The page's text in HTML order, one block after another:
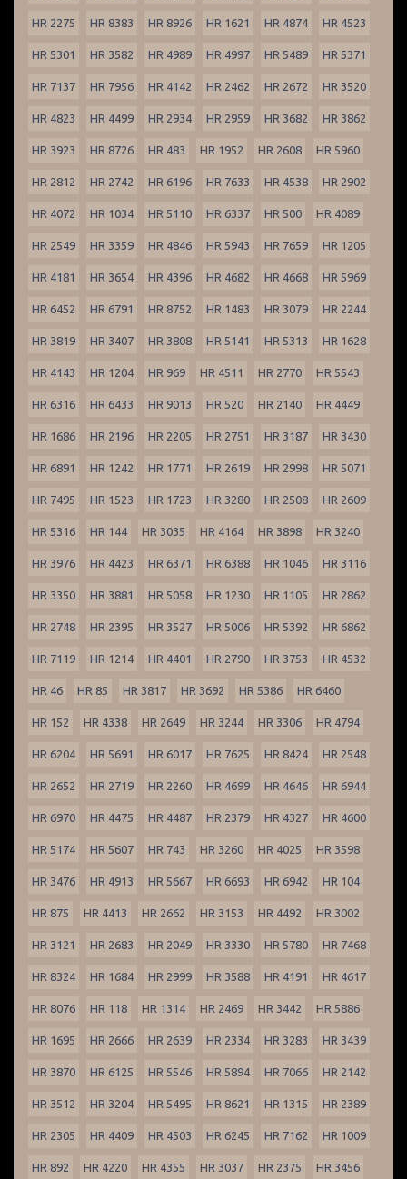
HR 2275 HR 8383 HR 8926 HR 1621 HR 4874 HR 4523
HR 5301 HR 3582 HR 4989 HR 4997 HR 5489 HR 5371
HR 7137 HR 7956 HR 4142 HR 2462 HR 2672 HR 3520
HR 4823 HR 4499 HR 2934 HR 2959 HR 3682 HR 3862
HR 3923 HR 8726 HR 483 HR 1952 HR 2608 HR 5960
HR 2812 HR 2742 HR 6196 HR 7633 HR 4538 HR 2902
HR 4072 HR 1034 HR 5110 HR 6337 HR 500 HR 4089
HR 2549 HR 3359 HR 4846 HR 5943 HR 7659 HR 1205
HR 4181 HR 3654 HR 4396 HR 4682 HR 4668 HR 5969
HR 6452 HR 6791 HR 8752 HR 1483 HR 3079 HR 2244
HR 3819 HR 3407 HR 3808 HR 5141 HR 5313 HR 1628
HR 4143 HR 1204 HR 969 HR 4511 HR 2770 HR 5543
HR 6316 HR 6433 HR 9013 HR 520 HR 2140 HR 4449
HR 1686 HR 2196 HR 2205 HR 2751 HR 3187 HR 3430
HR 6891 HR 1242 HR 1771 HR 2619 HR 2998 HR 5071
HR 7495 HR 1523 HR 1723 HR 3280 HR 2508 HR 2609
HR 5316 HR 144 HR 3035 HR 4164 HR 3898 HR 3240
HR 3976 HR 4423 HR 6371 HR 6388 HR 1046 HR 3116
HR 3350 HR 3881 HR 5058 HR 1230 HR 1105 HR 2862
HR 2748 HR 2395 HR 3527 HR 5006 HR 5392 HR 6862
HR 7119 HR 1214 HR 4401 HR 2790 HR 3753 HR 4532
HR 46 HR 85 HR 3817 HR 3692 HR 5386 HR 6460
HR 152 HR 4338 HR 2649 HR 3244 HR 3306 HR 4794
HR 6204 HR 5691 HR 6017 HR 7625 HR 8424 HR 2548
HR 2652 HR 2719 HR 2260 HR 4699 HR 4646 HR 6944
HR 6970 HR 4475 HR 4487 HR 2379 HR 4327 HR 4600
HR 5174 HR 5607 HR 743 HR 3260 HR 4025 HR 3598
HR 3476 HR 4913 HR 5667 HR 6693 HR 6942 HR 104
HR 875 HR 4413 HR 2662 HR 3153 HR 4492 HR 3002
HR 3121 HR 2683 HR 2049 HR 3330 HR 5780 HR 7468
HR 8324 HR 1684 HR 2999 HR 3588 HR 4191 HR 4617
HR 8076 HR 118 HR 1314 HR 2469 HR 3442 HR 5886
HR 1695 HR 2666 HR 2639 HR 2334 HR 3283 HR 3439
HR 3870 HR 6125 HR 5546 HR 5894 HR 7066 HR 2142
HR 3512 HR 3204 HR 5495 HR 8621 HR 1315 HR 2389
HR 2305 HR 4409 HR 4503 HR 6245 HR 7162 HR 1009
HR 892 HR 4220 HR 4355 HR 3037 HR 2375 HR 3456